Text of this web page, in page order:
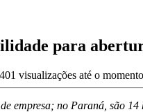
para
visualizações até o momento
empresa; no Paraná, são 14